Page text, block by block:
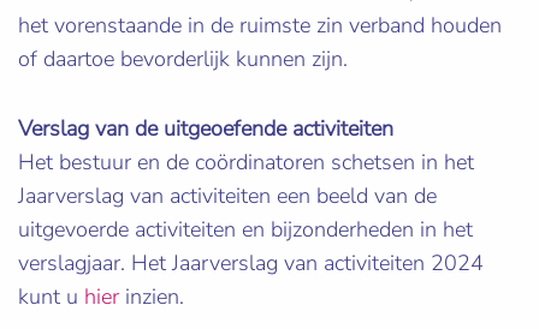
het vorenstaande in de ruimste zin verband houden
of daartoe bevorderlijk kunnen zijn.
Verslag van de uitgeoefende activiteiten
Het bestuur en de coördinatoren schetsen in het
Jaarverslag van activiteiten een beeld van de
uitgevoerde activiteiten en bijzonderheden in het
verslagjaar. Het Jaarverslag van activiteiten 2024
kunt u hier inzien.